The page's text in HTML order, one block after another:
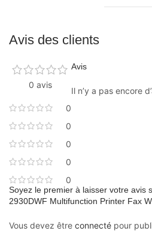
Avis des clients
0 avis
0
0
0
0
0
Avis
Il n’y a pas encore
Soyez le premier à laisser votre avis
2930DWF Multifunction Printer Fax
Vous devez être connecté pour